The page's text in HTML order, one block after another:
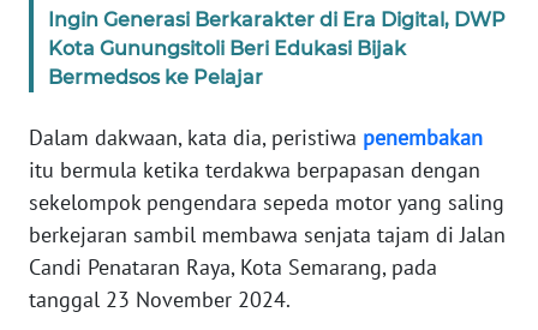
Ingin Generasi Berkarakter di Era Digital, DWP
Kota Gunungsitoli Beri Edukasi Bijak
Bermedsos ke Pelajar
Dalam dakwaan, kata dia, peristiwa penembakan
itu bermula ketika terdakwa berpapasan dengan
sekelompok pengendara sepeda motor yang saling
berkejaran sambil membawa senjata tajam di Jalan
Candi Penataran Raya, Kota Semarang, pada
tanggal 23 November 2024.
TENTANG
KAMI
MEDIA
SIBER
REDAKSI
KARIR